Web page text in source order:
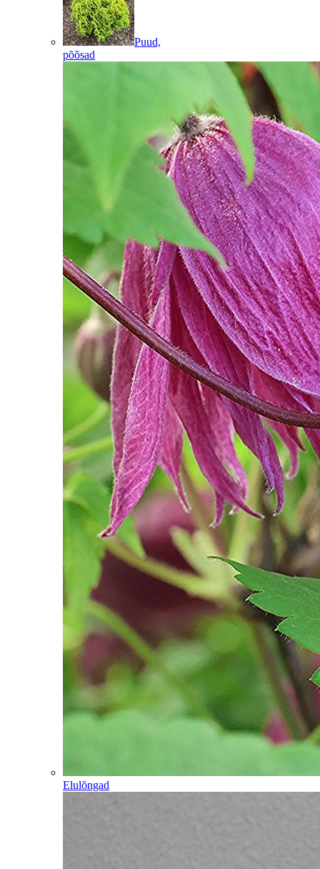
Puud,
põõsad
Elulõngad